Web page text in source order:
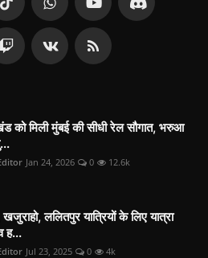
को मिली मुंबई की सीधी रेल सौगात, भरुआ
Jan 24, 2026 0 12.6k
खजुराहो, ललितपुर यात्रियों के लिए यात्रा
ह...
Jul 23, 2025 0 4k